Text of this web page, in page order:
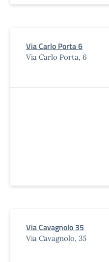
Via Carlo Porta 6
Via Carlo Porta, 6
Via Cavagnolo 35
Via Cavagnolo, 35